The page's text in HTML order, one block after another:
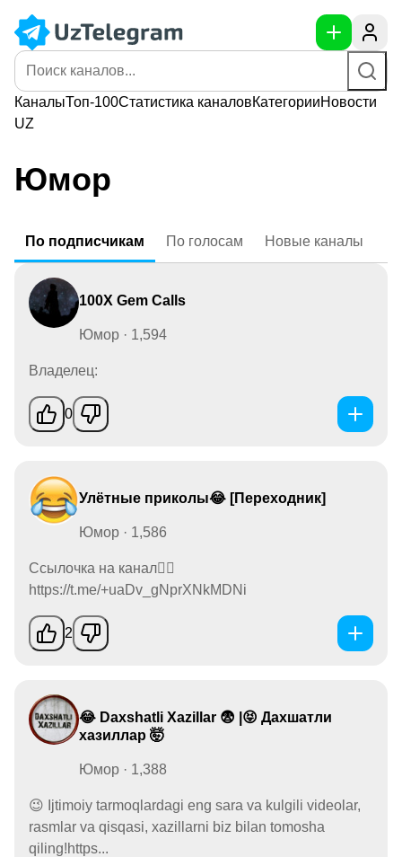
КаналыТоп-100Статистика каналовКатегорииНовости
UZ
Юмор
По подписчикам По голосам Новые каналы
100X Gem Calls
Юмор · 1,594
Владелец:
0
Улётные приколы😂 [Переходник]
Юмор · 1,586
Ссылочка на канал👉🏻
https://t.me/+uaDv_gNprXNkMDNi
2
😂 Daxshatli Xazillar 😨 |😝 Дахшатли
хазиллар 🤯
Юмор · 1,388
😉 Ijtimoiy tarmoqlardagi eng sara va kulgili videolar,
rasmlar va qisqasi, xazillarni biz bilan tomosha
qiling!https...